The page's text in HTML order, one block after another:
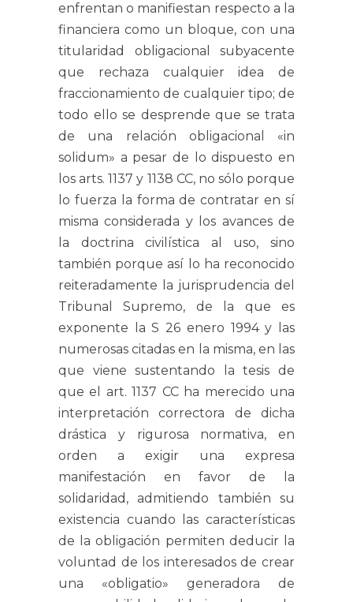
enfrentan o manifiestan respecto a la
financiera como un bloque, con una
titularidad obligacional subyacente
que rechaza cualquier idea de
fraccionamiento de cualquier tipo; de
todo ello se desprende que se trata
de una relación obligacional «in
solidum» a pesar de lo dispuesto en
los arts. 1137 y 1138 CC, no sólo porque
lo fuerza la forma de contratar en sí
misma considerada y los avances de
la doctrina civilística al uso, sino
también porque así lo ha reconocido
reiteradamente la jurisprudencia del
Tribunal Supremo, de la que es
exponente la S 26 enero 1994 y las
numerosas citadas en la misma, en las
que viene sustentando la tesis de
que el art. 1137 CC ha merecido una
interpretación correctora de dicha
drástica y rigurosa normativa, en
orden a exigir una expresa
manifestación en favor de la
solidaridad, admitiendo también su
existencia cuando las características
de la obligación permiten deducir la
voluntad de los interesados de crear
una «obligatio» generadora de